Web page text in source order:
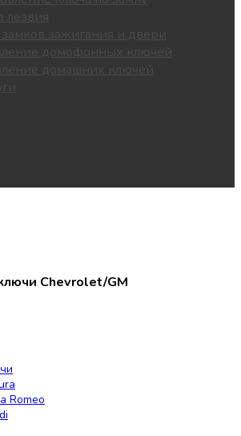
лезвия
замков зажигания и двери
домофонных ключей
домашних ключей
Chevrolet/GM
Romeo